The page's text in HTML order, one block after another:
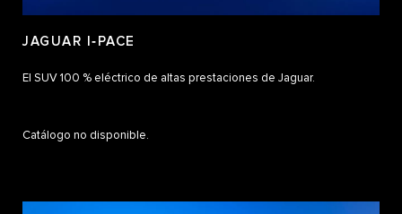
JAGUAR I‑PACE
El SUV 100 % eléctrico de altas prestaciones de Jaguar.
Catálogo no disponible.